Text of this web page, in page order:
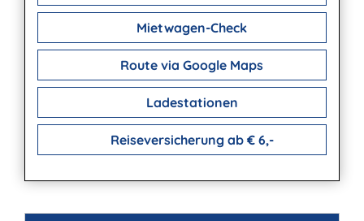
Mietwagen-Check
Route via Google Maps
Ladestationen
Reiseversicherung ab € 6,-